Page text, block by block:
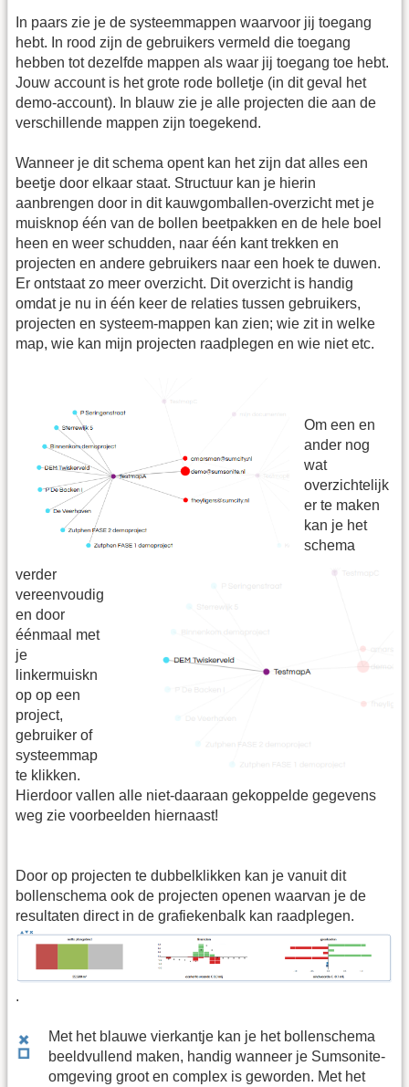
In paars zie je de systeemmappen waarvoor jij toegang
hebt. In rood zijn de gebruikers vermeld die toegang
hebben tot dezelfde mappen als waar jij toegang toe hebt.
Jouw account is het grote rode bolletje (in dit geval het
demo-account). In blauw zie je alle projecten die aan de
verschillende mappen zijn toegekend.
Wanneer je dit schema opent kan het zijn dat alles een
beetje door elkaar staat. Structuur kan je hierin
aanbrengen door in dit kauwgomballen-overzicht met je
muisknop één van de bollen beetpakken en de hele boel
heen en weer schudden, naar één kant trekken en
projecten en andere gebruikers naar een hoek te duwen.
Er ontstaat zo meer overzicht. Dit overzicht is handig
omdat je nu in één keer de relaties tussen gebruikers,
projecten en systeem-mappen kan zien; wie zit in welke
map, wie kan mijn projecten raadplegen en wie niet etc.
Om een en
ander nog
wat
overzichtelijk
er te maken
kan je het
schema
verder
vereenvoudig
en door
éénmaal met
je
linkermuiskn
op op een
project,
gebruiker of
systeemmap
te klikken.
Hierdoor vallen alle niet-daaraan gekoppelde gegevens
weg zie voorbeelden hiernaast!
Door op projecten te dubbelklikken kan je vanuit dit
bollenschema ook de projecten openen waarvan je de
resultaten direct in de grafiekenbalk kan raadplegen.
.
Met het blauwe vierkantje kan je het bollenschema
beeldvullend maken, handig wanneer je Sumsonite-
omgeving groot en complex is geworden. Met het